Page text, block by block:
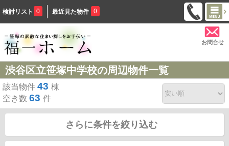
検討リスト 0 最近見た物件 0
お問合せ
渋谷区立笹塚中学校の周辺物件一覧
該当物件 43 棟
空き数 63 件
さらに条件を絞り込む